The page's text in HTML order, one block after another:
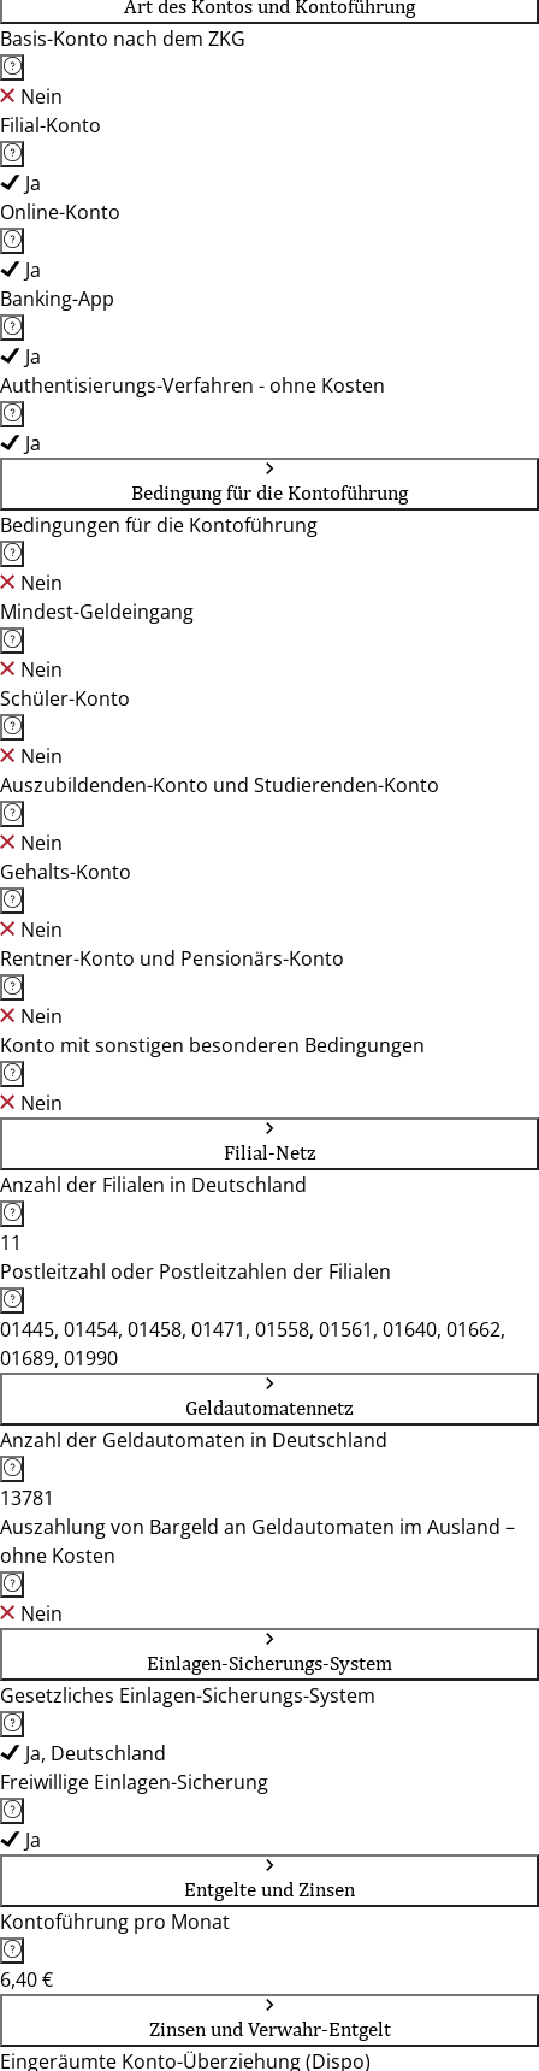
Art des Kontos und Kontoführung
Basis-Konto nach dem ZKG
Nein
Filial-Konto
Ja
Online-Konto
Ja
Banking-App
Ja
Authentisierungs-Verfahren - ohne Kosten
Ja
Bedingung für die Kontoführung
Bedingungen für die Kontoführung
Nein
Mindest-Geldeingang
Nein
Schüler-Konto
Nein
Auszubildenden-Konto und Studierenden-Konto
Nein
Gehalts-Konto
Nein
Rentner-Konto und Pensionärs-Konto
Nein
Konto mit sonstigen besonderen Bedingungen
Nein
Filial-Netz
Anzahl der Filialen in Deutschland
11
Postleitzahl oder Postleitzahlen der Filialen
01445, 01454, 01458, 01471, 01558, 01561, 01640, 01662,
01689, 01990
Geldautomatennetz
Anzahl der Geldautomaten in Deutschland
13781
Auszahlung von Bargeld an Geldautomaten im Ausland –
ohne Kosten
Nein
Einlagen-Sicherungs-System
Gesetzliches Einlagen-Sicherungs-System
Ja, Deutschland
Freiwillige Einlagen-Sicherung
Ja
Entgelte und Zinsen
Kontoführung pro Monat
6,40 €
Zinsen und Verwahr-Entgelt
Eingeräumte Konto-Überziehung (Dispo)